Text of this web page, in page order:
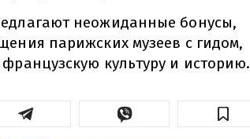
неожиданные бонусы,
парижских музеев с гидом,
культуру и историю.